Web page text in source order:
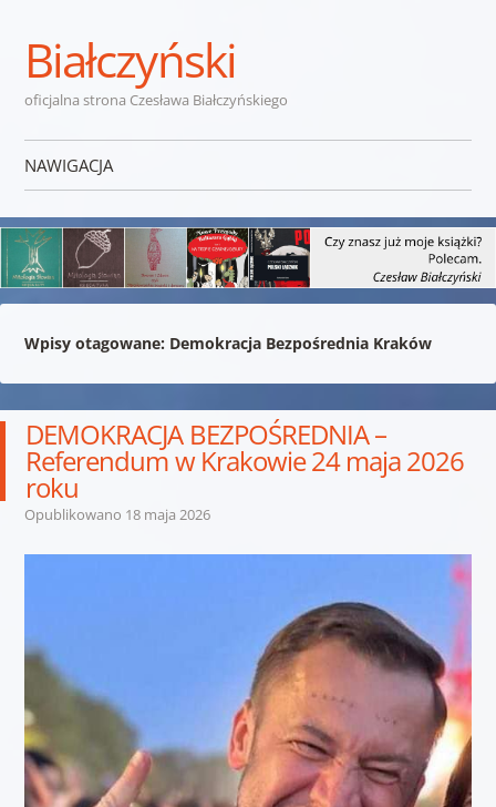
Białczyński
oficjalna strona Czesława Białczyńskiego
NAWIGACJA
Wpisy otagowane: Demokracja Bezpośrednia Kraków
DEMOKRACJA BEZPOŚREDNIA –
Referendum w Krakowie 24 maja 2026
roku
Opublikowano 18 maja 2026